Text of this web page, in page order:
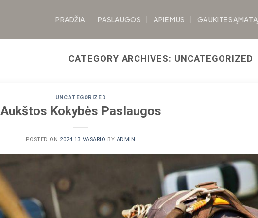
PRADŽIA PASLAUGOS APIE MUS GAUKITE SĄMATĄ
CATEGORY ARCHIVES: UNCATEGORIZED
UNCATEGORIZED
Aukštos Kokybės Paslaugos
POSTED ON 2024 13 VASARIO BY ADMIN